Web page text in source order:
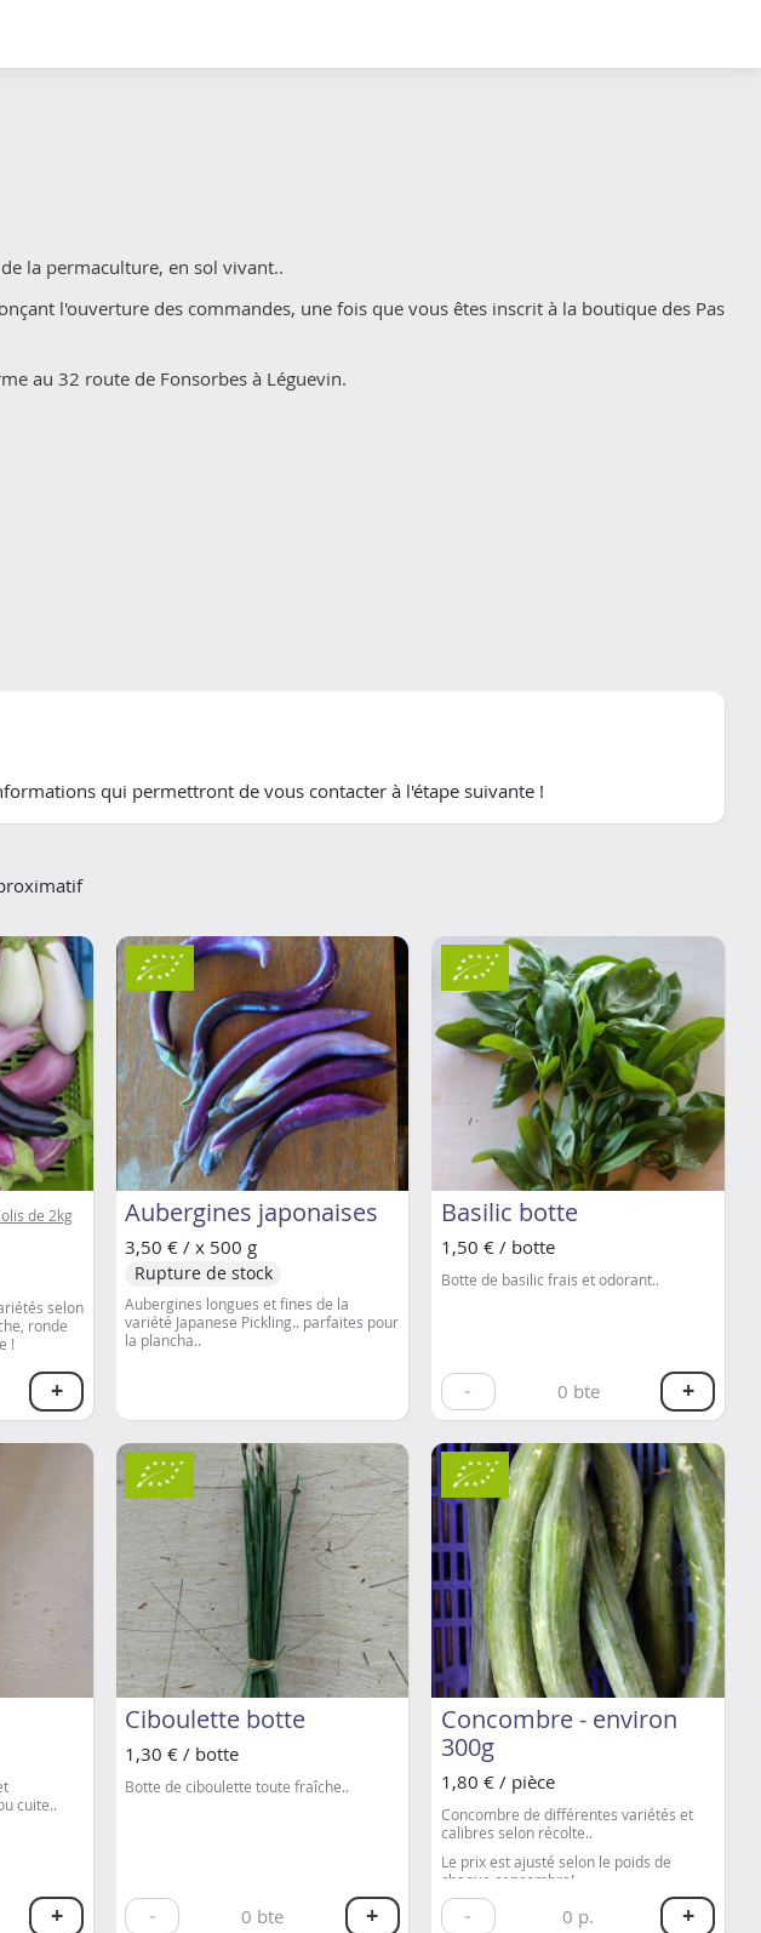
la permaculture, en sol vivant..
l'ouverture des commandes, une fois que vous êtes inscrit à la boutique des Pas
au 32 route de Fonsorbes à Léguevin.
qui permettront de vous contacter à l'étape suivante !
de 2kg
selon
ronde
!
+
Aubergines japonaises
3,50 € / x 500 g
Rupture de stock
Aubergines longues et fines de la
variété Japanese Pickling.. parfaites pour
la plancha..
Basilic botte
1,50 € / botte
Botte de basilic frais et odorant..
- 0 bte +
cuite..
+
Ciboulette botte
1,30 € / botte
Botte de ciboulette toute fraîche..
- 0 bte +
Concombre - environ
300g
1,80 € / pièce
Concombre de différentes variétés et
calibres selon récolte..
Le prix est ajusté selon le poids de
chaque concombre!
- 0 p. +